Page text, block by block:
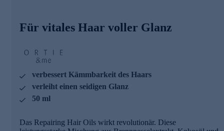
Kopfhaut
hautverträgliche Eigenschaften, verleiht ein gepflegtes
Gefühl auf der Kopfhaut und bringt die Kopfhaut wieder
in Balance.
Kokosöl legt sich wie ein schützender Film um das Haar
und pflegt trockene und spröde Haare seidig weich. Es
verbessert die Kämmbarkeit, dadurch wird der
Haar.
Das verwendeteArganölwird aus Arganmandeln aus
Für vitales Haar voller Glanz
verbessert Kämmbarkeit des Haars
verleiht einen seidigen Glanz
50 ml
Das Repairing Hair Oils wirkt revolutionär. Diese